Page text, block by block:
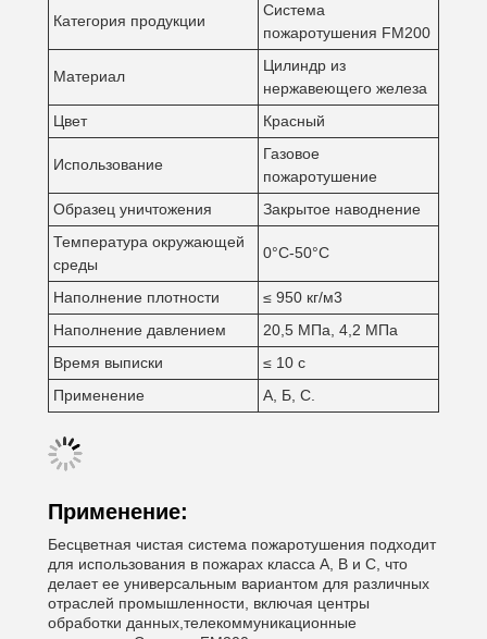
Категория продукции
Система
пожаротушения FM200
Материал
Цилиндр из
нержавеющего железа
Цвет
Красный
Использование
Газовое
пожаротушение
Образец уничтожения
Закрытое наводнение
Температура окружающей
среды
0°C-50°C
Наполнение плотности
≤ 950 кг/м3
Наполнение давлением
20,5 МПа, 4,2 МПа
Время выписки
≤ 10 с
Применение
А, Б, С.
Применение:
Бесцветная чистая система пожаротушения подходит
для использования в пожарах класса А, В и С, что
делает ее универсальным вариантом для различных
отраслей промышленности, включая центры
обработки данных,телекоммуникационные